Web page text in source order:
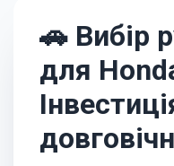
🚗 Вибір
для